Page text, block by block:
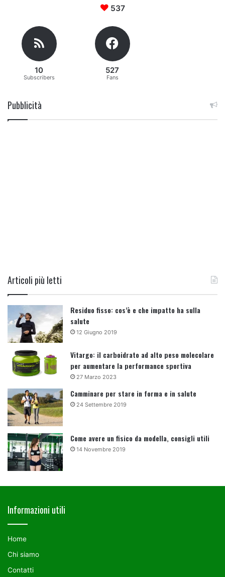
537
10
Subscribers
527
Fans
Pubblicità
Articoli più letti
Residuo fisso: cos’è e che impatto ha sulla
salute
12 Giugno 2019
Vitargo: il carboidrato ad alto peso molecolare
per aumentare la performance sportiva
27 Marzo 2023
Camminare per stare in forma e in salute
24 Settembre 2019
Come avere un fisico da modella, consigli utili
14 Novembre 2019
Informazioni utili
Home
Chi siamo
Contatti